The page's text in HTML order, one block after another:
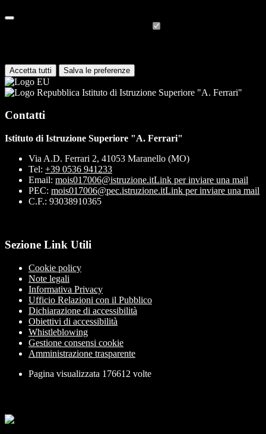
Accetta tutti Salva le preferenze
Istituto di Istruzione Superiore "A. Ferrari"
Contatti
Istituto di Istruzione Superiore "A. Ferrari"
Via A.D. Ferrari 2, 41053 Maranello (MO)
Tel: +39 0536 941233
Email: mois017006@istruzione.itLink per inviare una mail
PEC: mois017006@pec.istruzione.itLink per inviare una mail
C.F.: 93038910365
Sezione Link Utili
Cookie policy
Note legali
Informativa Privacy
Ufficio Relazioni con il Pubblico
Dichiarazione di accessibilità
Obiettivi di accessibilità
Whistleblowing
Gestione consensi cookie
Amministrazione trasparente
Pagina visualizzata 176612 volte